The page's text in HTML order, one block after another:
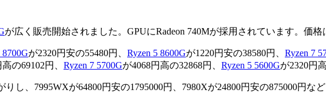
が広く販売開始されました。GPUにRadeon 740Mが採用されています。価格
8700Gが2320円安の55480円、 Ryzen 5 8600Gが1220円安の38580円、 Ryzen 7
の69102円、 Ryzen 7 5700Gが4068円高の32868円、 Ryzen 5 5600Gが2320円
し、7995WXが64800円安の1795000円、7980Xが24800円安の875000円な